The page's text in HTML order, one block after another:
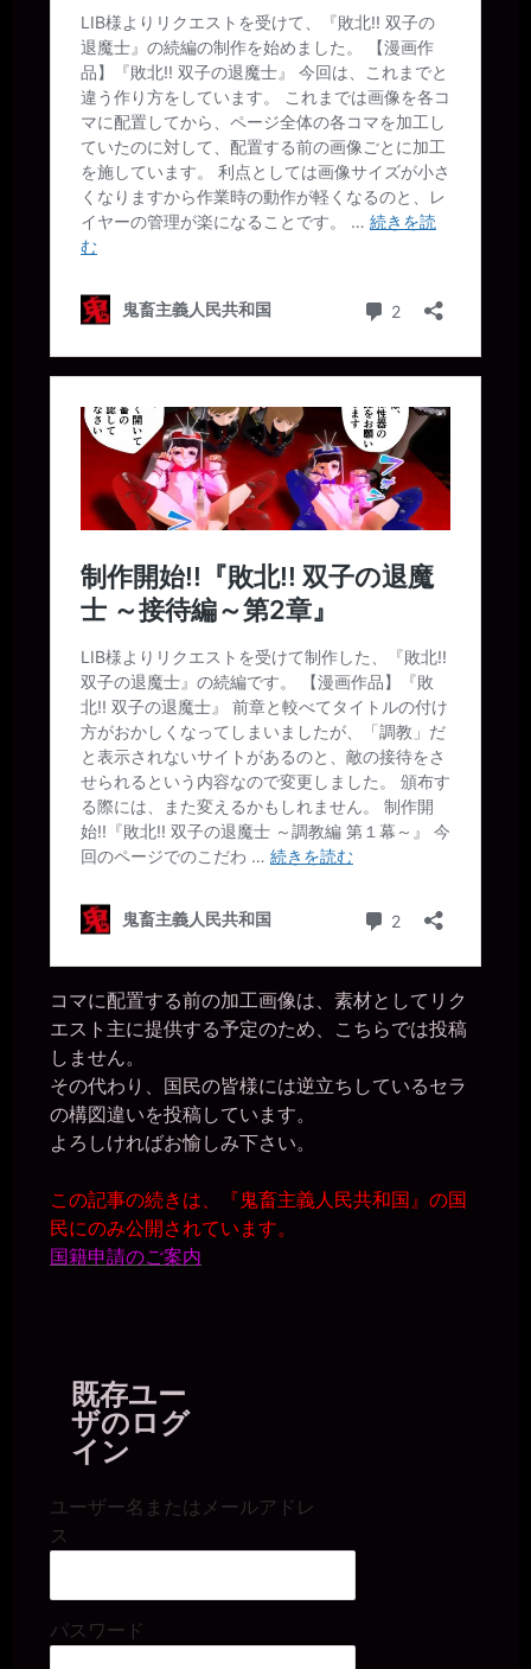
コマに配置する前の加工画像は、素材としてリク
エスト主に提供する予定のため、こちらでは投稿
しません。
その代わり、国民の皆様には逆立ちしているセラ
の構図違いを投稿しています。
よろしければお愉しみ下さい。
この記事の続きは、『鬼畜主義人民共和国』の国
民にのみ公開されています。
国籍申請のご案内
既存ユー
ザのログ
イン
ユーザー名またはメールアドレ
ス
パスワード